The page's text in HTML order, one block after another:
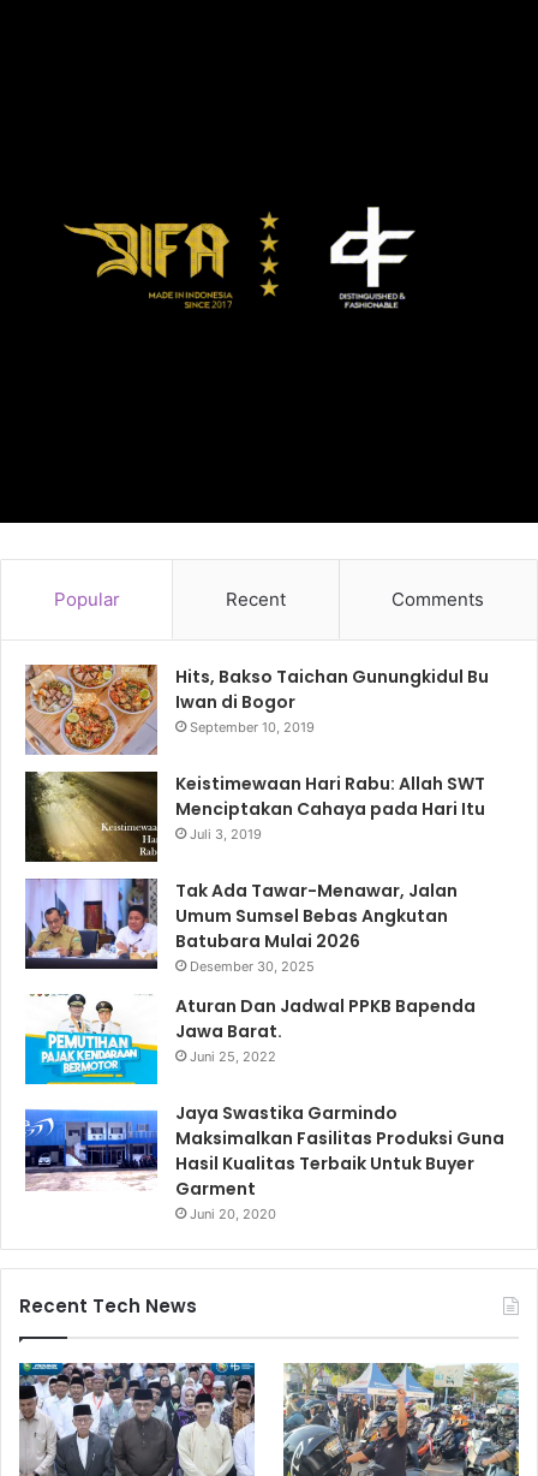
Popular Recent Comments
Hits, Bakso Taichan Gunungkidul Bu
Iwan di Bogor
September 10, 2019
Keistimewaan Hari Rabu: Allah SWT
Menciptakan Cahaya pada Hari Itu
Juli 3, 2019
Tak Ada Tawar-Menawar, Jalan
Umum Sumsel Bebas Angkutan
Batubara Mulai 2026
Desember 30, 2025
Aturan Dan Jadwal PPKB Bapenda
Jawa Barat.
Juni 25, 2022
Jaya Swastika Garmindo
Maksimalkan Fasilitas Produksi Guna
Hasil Kualitas Terbaik Untuk Buyer
Garment
Juni 20, 2020
Recent Tech News